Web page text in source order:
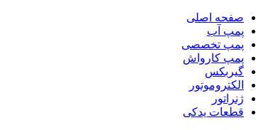
صفحه اصلی
پمپ آب
پمپ تخصصی
پمپ کارواش
گیربکس
الکتروموتور
ژنراتور
قطعات یدکی